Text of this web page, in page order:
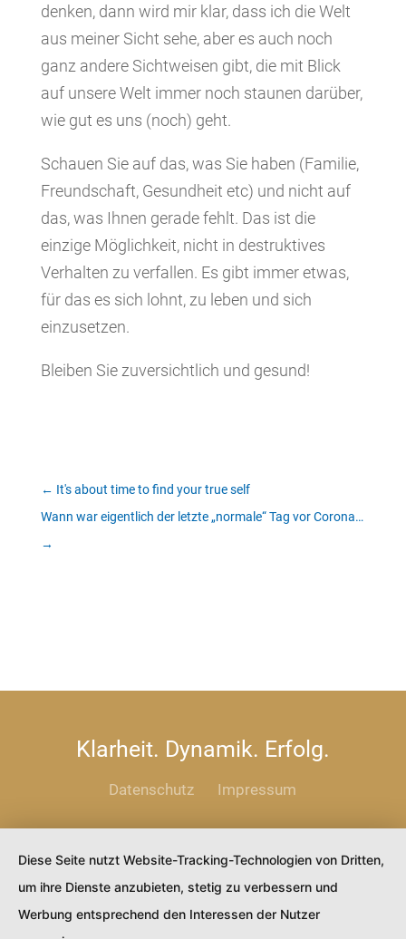
denken, dann wird mir klar, dass ich die Welt
aus meiner Sicht sehe, aber es auch noch
ganz andere Sichtweisen gibt, die mit Blick
auf unsere Welt immer noch staunen darüber,
wie gut es uns (noch) geht.
Schauen Sie auf das, was Sie haben (Familie,
Freundschaft, Gesundheit etc) und nicht auf
das, was Ihnen gerade fehlt. Das ist die
einzige Möglichkeit, nicht in destruktives
Verhalten zu verfallen. Es gibt immer etwas,
für das es sich lohnt, zu leben und sich
einzusetzen.
Bleiben Sie zuversichtlich und gesund!
← It's about time to find your true self
Wann war eigentlich der letzte „normale“ Tag vor Corona…
→
Klarheit. Dynamik. Erfolg.
Datenschutz Impressum
Diese Seite nutzt Website-Tracking-Technologien von Dritten,
um ihre Dienste anzubieten, stetig zu verbessern und
Werbung entsprechend den Interessen der Nutzer